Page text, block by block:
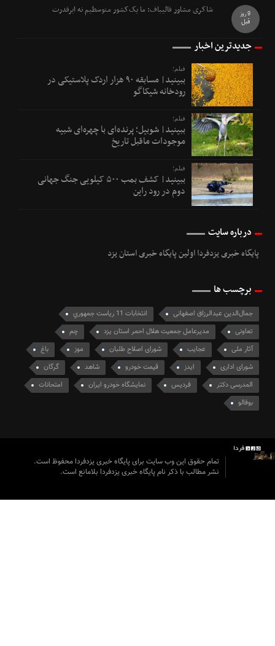
شاکری مشاور قالیباف: ما یک‌کشور متوسطیم نه ابرقدرت
9 روز
قبل
جدیدترین اخبار
فیلم؛
ببینید| مسابقه ۹۰ هزار اردک پلاستیکی در
رودخانه شیکاگو
فیلم؛
ببینید| شوبیل؛ پرنده‌ای با چهره‌ای شبیه
موجودات ماقبل تاریخ
فیلم؛
ببینید| کشف بمب ۵۰۰ کیلویی جنگ جهانی
دوم در رود راین
درباره سایت
پایگاه خبری یزدفردا اولین پایگاه خبری استان یزد
برچسب ها
جمال‌الدین عبدالرزاق اصفهانی
انتخابات 11 رياست جمهوري
تعاونی
مدیرعامل جمعیت هلال احمر استان یزد
چم
آثار ملی
عجایب شورای اصلاح طلبان موز
باغ
شورای اداری
ایدز قیمت خودرو شاهد
گرگان
المدرسی دکتر
فردیس نمایشگاه خودرو ایران
امتحانات
بوفالو
تمام حقوق این وب سایت برای پایگاه خبری یزدفردا محفوظ است.
نشر مطالب با ذکر نام پایگاه خبری یزدفردا بلامانع است.